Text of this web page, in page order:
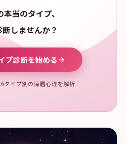
当のタイプ、
しませんか？
プ診断を始める
タイプ別の深層心理を解析